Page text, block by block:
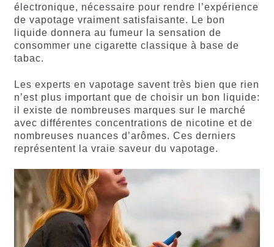
électronique, nécessaire pour rendre l’expérience
de vapotage vraiment satisfaisante. Le bon
liquide donnera au fumeur la sensation de
consommer une cigarette classique à base de
tabac.
Les experts en vapotage savent très bien que rien
n’est plus important que de choisir un bon liquide:
il existe de nombreuses marques sur le marché
avec différentes concentrations de nicotine et de
nombreuses nuances d’arômes. Ces derniers
représentent la vraie saveur du vapotage.